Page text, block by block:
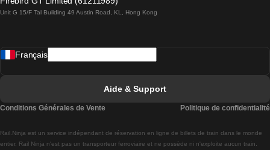
Trains de Lisbonne à Madrid
Trains de Lisbonne à Braga
Unit G 15/F Tal Building 49 Austin Road, KL, Hong Kong
Rail.Ninja est un service indépendant de réservation en ligne de billets de train dans le monde
entier. Rail Ninja n'est pas un transporteur ferroviaire et ne possède ni n'exploite aucun train.
Français
Aide & Support
Conditions Générales de Vente Politique de confidentialité